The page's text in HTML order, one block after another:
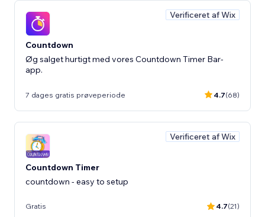
Verificeret af Wix
Countdown
Øg salget hurtigt med vores Countdown Timer Bar-
app.
7 dages gratis prøveperiode 4.7(68)
Verificeret af Wix
Countdown Timer
countdown - easy to setup
Gratis 4.7(21)